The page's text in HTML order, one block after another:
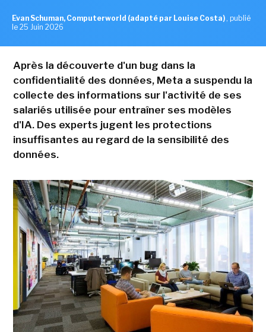
Evan Schuman, Computerworld (adapté par Louise Costa) , publié
le 25 Juin 2026
Après la découverte d'un bug dans la
confidentialité des données, Meta a suspendu la
collecte des informations sur l'activité de ses
salariés utilisée pour entraîner ses modèles
d'IA. Des experts jugent les protections
insuffisantes au regard de la sensibilité des
données.